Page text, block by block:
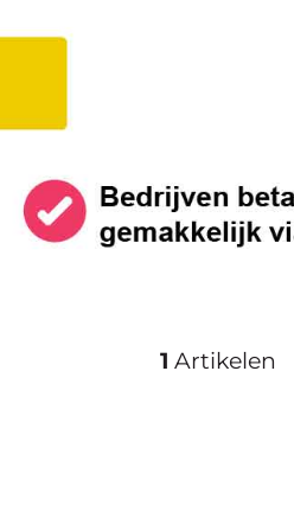
1 Artikelen